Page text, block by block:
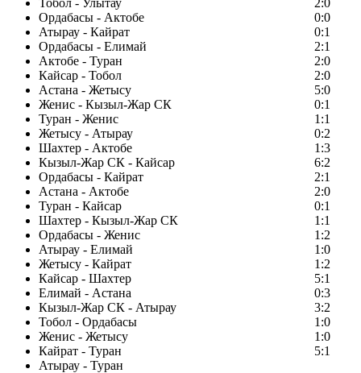
Тобол - Улытау
2:0
Ордабасы - Актобе
0:0
Атырау - Кайрат
0:1
Ордабасы - Елимай
2:1
Актобе - Туран
2:0
Кайсар - Тобол
2:0
Астана - Жетысу
5:0
Женис - Кызыл-Жар СК
0:1
Туран - Женис
1:1
Жетысу - Атырау
0:2
Шахтер - Актобе
1:3
Кызыл-Жар СК - Кайсар
6:2
Ордабасы - Кайрат
2:1
Астана - Актобе
2:0
Туран - Кайсар
0:1
Шахтер - Кызыл-Жар СК
1:1
Ордабасы - Женис
1:2
Атырау - Елимай
1:0
Жетысу - Кайрат
1:2
Кайсар - Шахтер
5:1
Елимай - Астана
0:3
Кызыл-Жар СК - Атырау
3:2
Тобол - Ордабасы
1:0
Женис - Жетысу
1:0
Кайрат - Туран
5:1
Атырау - Туран